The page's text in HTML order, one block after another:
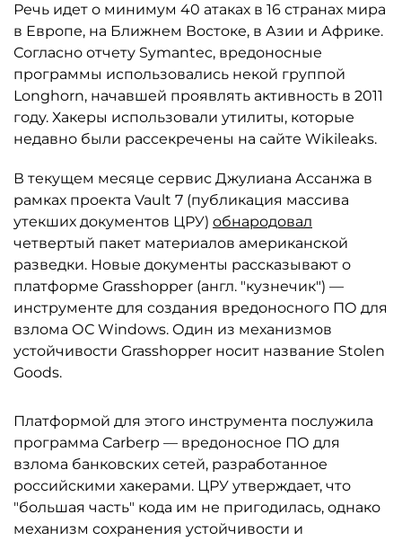
Речь идет о минимум 40 атаках в 16 странах мира
в Европе, на Ближнем Востоке, в Азии и Африке.
Согласно отчету Symantec, вредоносные
программы использовались некой группой
Longhorn, начавшей проявлять активность в 2011
году. Хакеры использовали утилиты, которые
недавно были рассекречены на сайте Wikileaks.
В текущем месяце сервис Джулиана Ассанжа в
рамках проекта Vault 7 (публикация массива
утекших документов ЦРУ) обнародовал
четвертый пакет материалов американской
разведки. Новые документы рассказывают о
платформе Grasshopper (англ. "кузнечик") —
инструменте для создания вредоносного ПО для
взлома ОС Windows. Один из механизмов
устойчивости Grasshopper носит название Stolen
Goods.
Платформой для этого инструмента послужила
программа Carberp — вредоносное ПО для
взлома банковских сетей, разработанное
российскими хакерами. ЦРУ утверждает, что
"большая часть" кода им не пригодилась, однако
механизм сохранения устойчивости и